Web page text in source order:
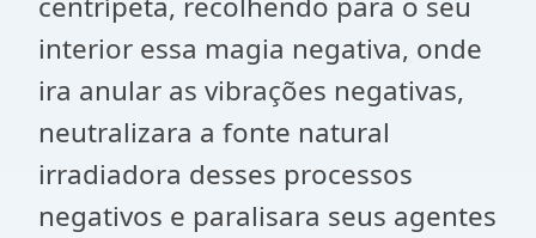
interior essa magia negativa, onde
ira anular as vibrações negativas,
neutralizara a fonte natural
irradiadora desses processos
negativos e paralisara seus agentes